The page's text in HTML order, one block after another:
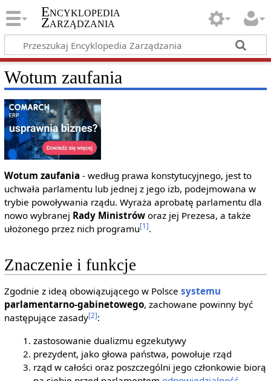
Encyklopedia
Zarządzania
Wotum zaufania
Wotum zaufania - według prawa konstytucyjnego, jest to
uchwała parlamentu lub jednej z jego izb, podejmowana w
trybie powoływania rządu. Wyraża aprobatę parlamentu dla
nowo wybranej Rady Ministróworaz jej Prezesa, a także
ułożonego przez nich programu[1].
Znaczenie i funkcje
Zgodnie z ideą obowiązującego w Polsce systemu
parlamentarno-gabinetowego, zachowane powinny być
następujące zasady[2]:
zastosowanie dualizmu egzekutywy
prezydent, jako głowa państwa, powołuje rząd
rząd w całości oraz poszczególni jego członkowie biorą